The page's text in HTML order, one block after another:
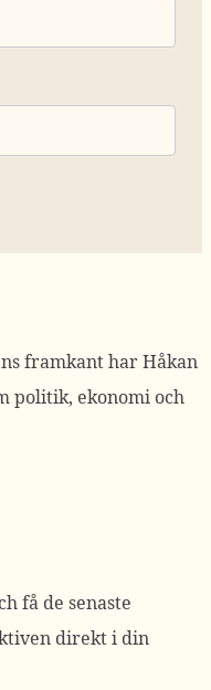
framkant har Håkan
politik, ekonomi och
få de senaste
direkt i din